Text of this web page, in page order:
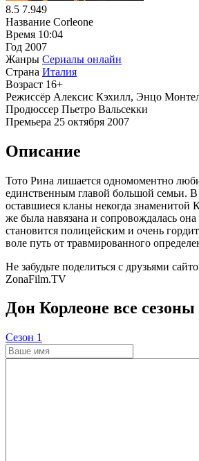
8.5 7.949
Название Corleone
Время 10:04
Год 2007
Жанры Сериалы онлайн
Страна Италия
Возраст 16+
Режиссёр Алексис Кэхилл, Энцо
Продюссер Пьетро Вальсекки
Премьера 25 октября 2007
Описание
Тото Рина лишается одномоментно
единственным главой большой семьи.
оставшиеся кланы некогда знаменитой
же была навязана и сопровождалась
становится полицейским и очень
воле путь от травмированного
Не забудьте поделиться с друзьями
ZonaFilm.TV
Дон Корлеоне все
Cезон 1